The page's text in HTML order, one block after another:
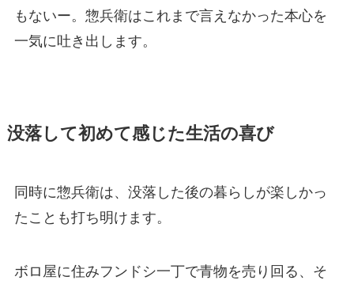
もないー。惣兵衛はこれまで言えなかった本心を
一気に吐き出します。
没落して初めて感じた生活の喜び
同時に惣兵衛は、没落した後の暮らしが楽しかっ
たことも打ち明けます。
ボロ屋に住みフンドシ一丁で青物を売り回る、そ